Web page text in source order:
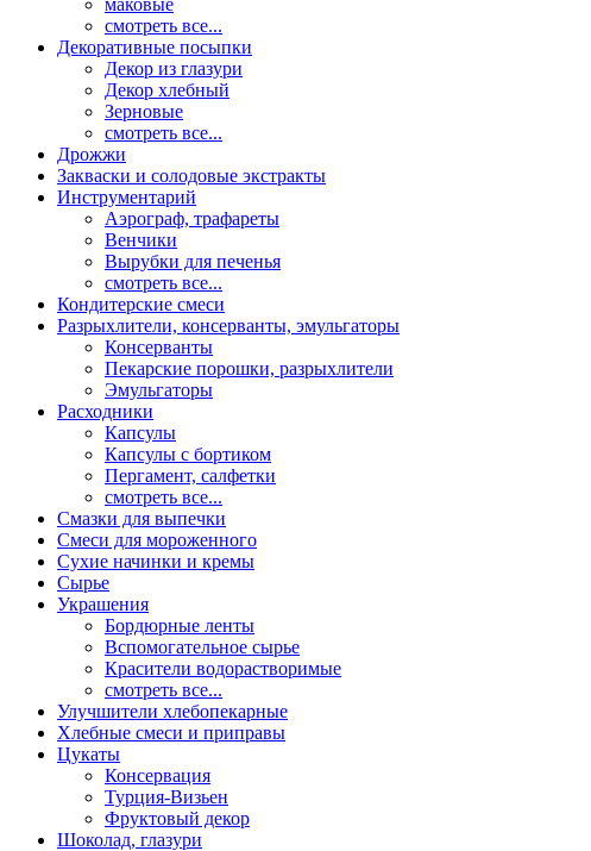
маковые
смотреть все...
Декоративные посыпки
Декор из глазури
Декор хлебный
Зерновые
смотреть все...
Дрожжи
Закваски и солодовые экстракты
Инструментарий
Аэрограф, трафареты
Венчики
Вырубки для печенья
смотреть все...
Кондитерские смеси
Разрыхлители, консерванты, эмульгаторы
Консерванты
Пекарские порошки, разрыхлители
Эмульгаторы
Расходники
Капсулы
Капсулы с бортиком
Пергамент, салфетки
смотреть все...
Смазки для выпечки
Смеси для мороженного
Сухие начинки и кремы
Сырье
Украшения
Бордюрные ленты
Вспомогательное сырье
Красители водорастворимые
смотреть все...
Улучшители хлебопекарные
Хлебные смеси и приправы
Цукаты
Консервация
Турция-Визьен
Фруктовый декор
Шоколад, глазури